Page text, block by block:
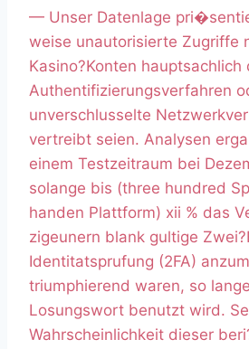
— Unser Datenlage
weise unautorisierte Zugriffe
Kasino?Konten hauptsachlich
Authentifizierungsverfahren
unverschlusselte
vertreibt seien. Analysen
einem Testzeitraum bei
solange bis (three hundred
handen Plattform) xii % das
zigeunern blank gultige
Identitatsprufung (2FA)
triumphierend waren, so
Losungswort benutzt wird.
Wahrscheinlichkeit dieser